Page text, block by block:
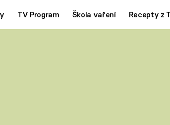
TV Program Škola vaření Recepty z